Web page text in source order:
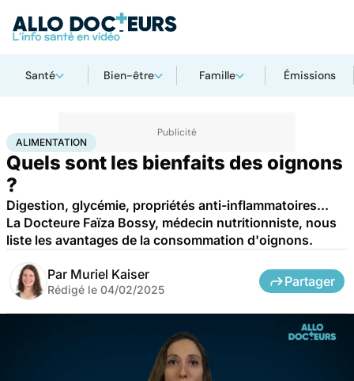
Santé Bien-être Famille Émissions
AccueilBien-être Nutrition Alimentation
ALIMENTATION
Quels sont les bienfaits des oignons
?
Digestion, glycémie, propriétés anti-inflammatoires...
La Docteure Faïza Bossy, médecin nutritionniste, nous
liste les avantages de la consommation d'oignons.
Par Muriel Kaiser
Rédigé le 04/02/2025
Partager